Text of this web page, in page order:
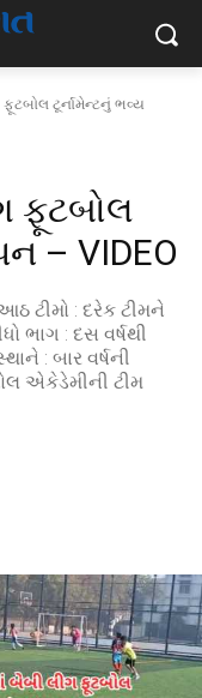
ટૂર્નામેન્ટનું ભવ્ય
ફૂટબોલ
– VIDEO
ટીમો : દરેક ટીમને
ભાગ : દસ વર્ષથી
: બાર વર્ષની
એકેડેમીની ટીમ